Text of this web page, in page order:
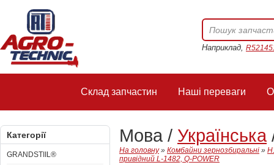
Наприклад,
Склад запчастин Наші переваги
Категорії
GRANDSTIIL®
Мова / Українська
На головну» Комбайни зернозбиральні »
привідний L-1482, Q-POWER